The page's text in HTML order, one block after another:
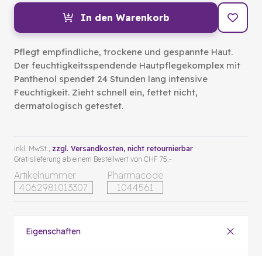
In den Warenkorb
Pflegt empfindliche, trockene und gespannte Haut.
Der feuchtigkeitsspendende Hautpflegekomplex mit
Panthenol spendet 24 Stunden lang intensive
Feuchtigkeit. Zieht schnell ein, fettet nicht,
dermatologisch getestet.
Artikelnummer
4062981013307
Pharmacode
1044561
inkl. MwSt., zzgl. Versandkosten, nicht retournierbar
Gratislieferung ab einem Bestellwert von CHF 75.-
Eigenschaften